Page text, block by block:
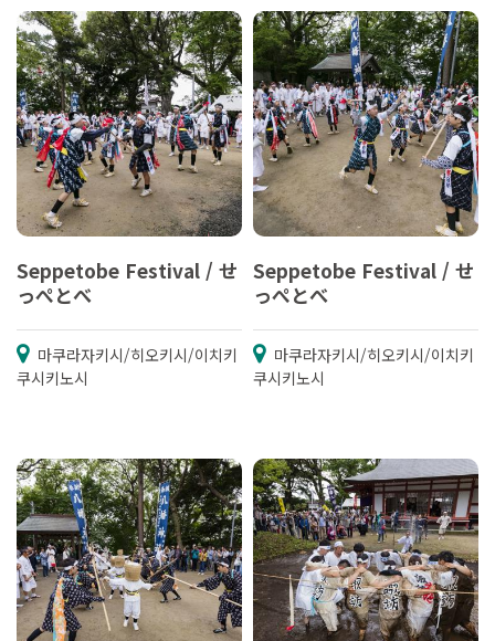
Seppetobe Festival / せ
っぺとべ
마쿠라자키시/히오키시/이치키
쿠시키노시
Seppetobe Festival / せ
っぺとべ
마쿠라자키시/히오키시/이치키
쿠시키노시